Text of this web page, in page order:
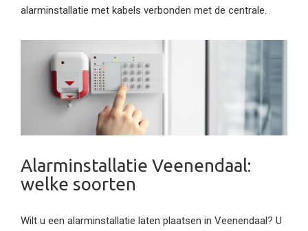
alarminstallatie met kabels verbonden met de centrale.
Alarminstallatie Veenendaal:
welke soorten
Wilt u een alarminstallatie laten plaatsen in Veenendaal? U